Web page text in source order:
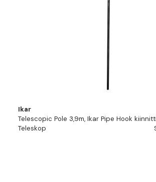
Ikar
Telescopic Pole 3,9m, Ikar Pipe Hook
Teleskop